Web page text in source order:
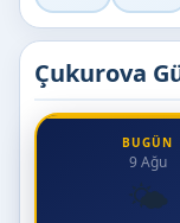
Çukurova
BUGÜN
9 Ağu
🌤️